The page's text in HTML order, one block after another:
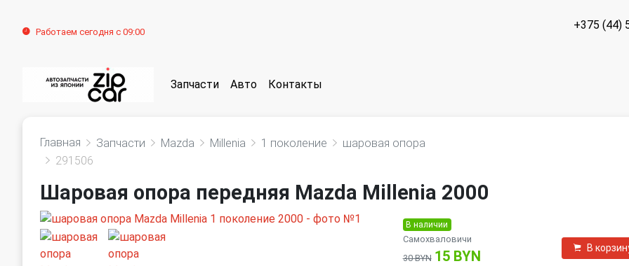
Работаем сегодня с 09:00
+375 (44)
Запчасти Авто Контакты
Главная Запчасти Mazda Millenia 1 поколение
шаровая опора
291506
Шаровая опора передняя Mazda Millenia 2000
В наличии
Самохваловичи
30 BYN 15 BYN
В